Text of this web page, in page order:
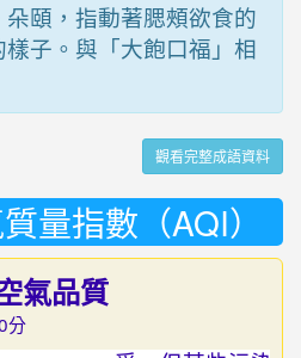
頤，指動著腮頰欲食的
子。與「大飽口福」相
觀看完整成語資料
量指數（AQI）
氣品質
分